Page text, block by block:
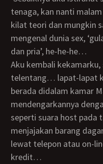
tenaga, kan nanti
kilat teori dan mungkin
mengenal dunia sex,
dan pria’, he-he-he…
Aku kembali kekamarku, sambil berbaring
telentang… lapat-lapat
berada didalam kamar
mendengarkannya
seperti suara host pada
menjajakan barang
lewat telepon atau on-
kredit…